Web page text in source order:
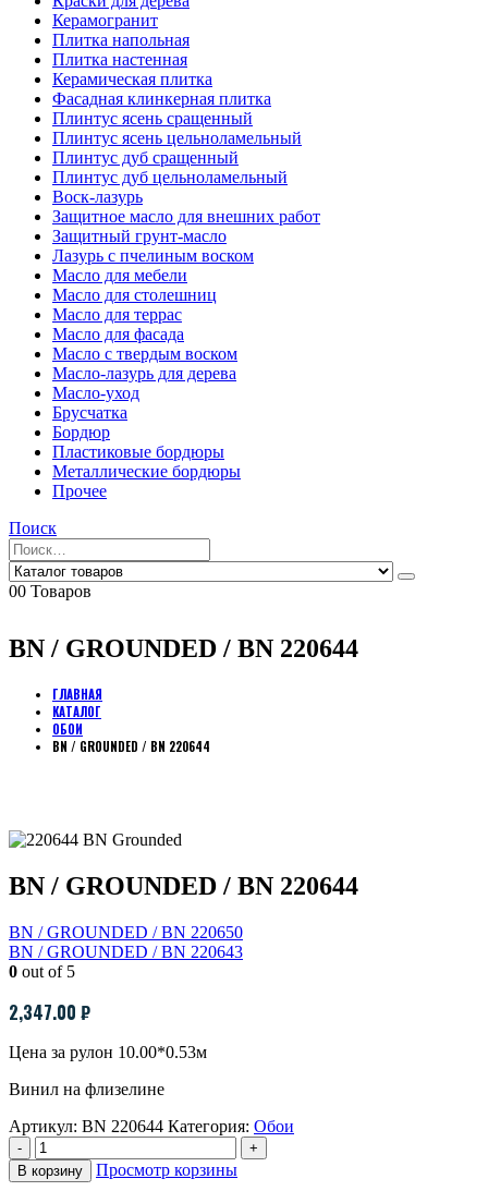
Керамогранит
Плитка напольная
Плитка настенная
Керамическая плитка
Фасадная клинкерная плитка
Плинтус ясень сращенный
Плинтус ясень цельноламельный
Плинтус дуб сращенный
Плинтус дуб цельноламельный
Воск-лазурь
Защитное масло для внешних работ
Защитный грунт-масло
Лазурь с пчелиным воском
Масло для мебели
Масло для столешниц
Масло для террас
Масло для фасада
Масло с твердым воском
Масло-лазурь для дерева
Масло-уход
Брусчатка
Бордюр
Пластиковые бордюры
Металлические бордюры
Прочее
Поиск
00 Товаров
BN / GROUNDED / BN 220644
ГЛАВНАЯ
КАТАЛОГ
ОБОИ
BN / GROUNDED / BN 220644
BN / GROUNDED / BN 220644
BN / GROUNDED / BN 220650
BN / GROUNDED / BN 220643
0 out of 5
2,347.00 ₽
Цена за рулон 10.00*0.53м
Винил на флизелине
Артикул: BN 220644 Категория: Обои
-
+
В корзину
Просмотр корзины